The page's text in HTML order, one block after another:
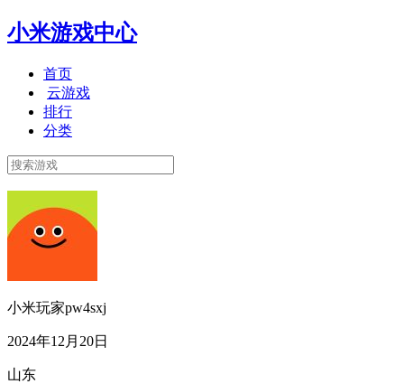
小米游戏中心
首页
云游戏
排行
分类
小米玩家pw4sxj
2024年12月20日
山东